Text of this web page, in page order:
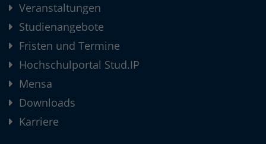
Veranstaltungen
Studienangebote
Fristen und Termine
Hochschulportal Stud.IP
Mensa
Downloads
Karriere